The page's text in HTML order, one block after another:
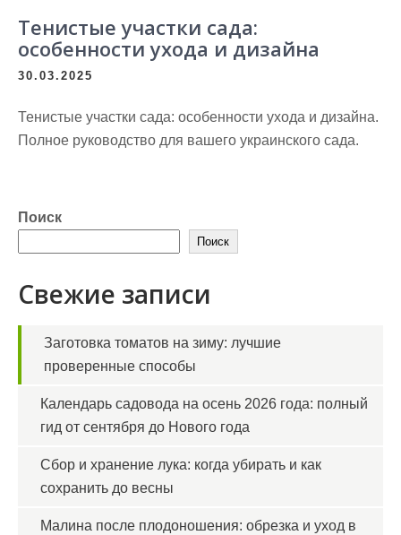
Тенистые участки сада:
особенности ухода и дизайна
30.03.2025
Тенистые участки сада: особенности ухода и дизайна.
Полное руководство для вашего украинского сада.
Поиск
Поиск
Свежие записи
Заготовка томатов на зиму: лучшие
проверенные способы
Календарь садовода на осень 2026 года: полный
гид от сентября до Нового года
Сбор и хранение лука: когда убирать и как
сохранить до весны
Малина после плодоношения: обрезка и уход в